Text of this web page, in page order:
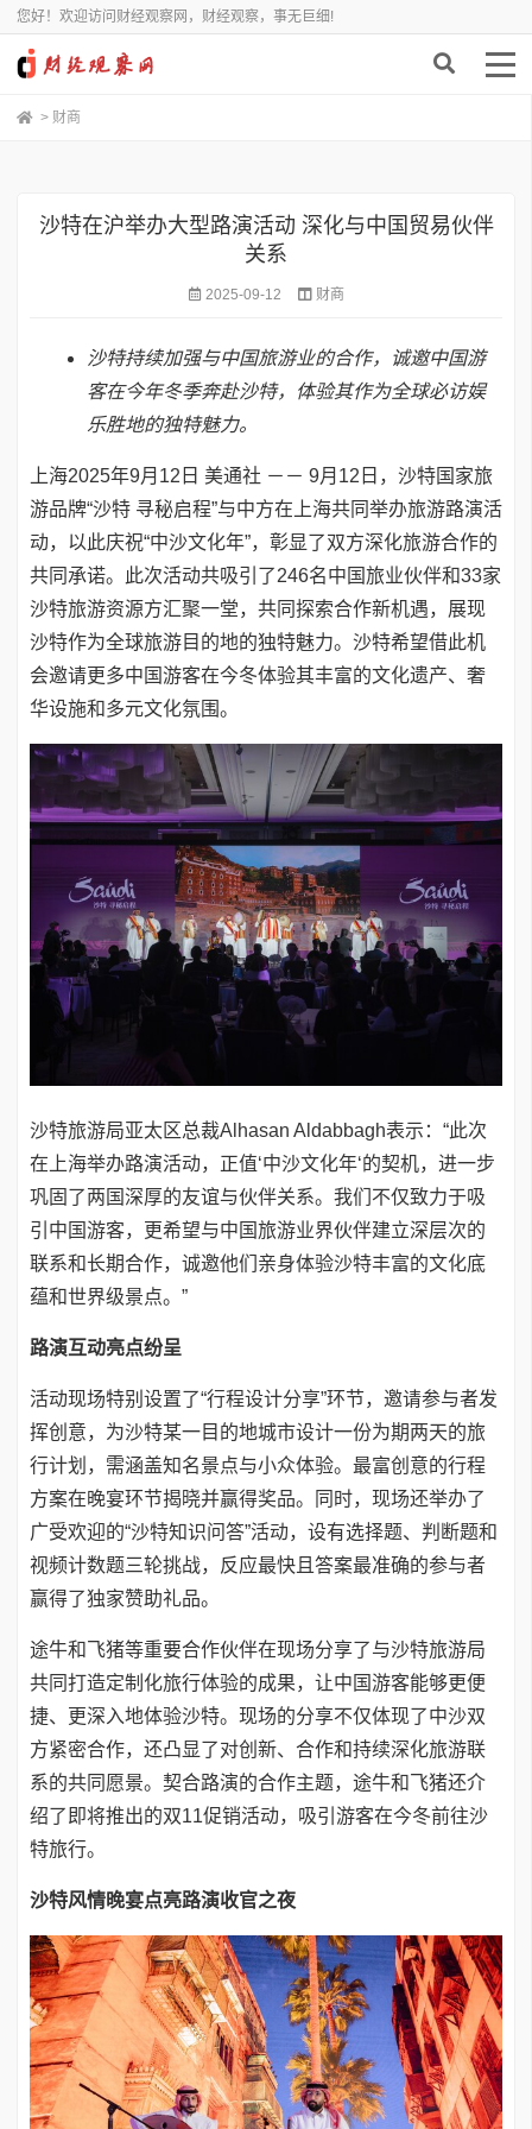
您好！欢迎访问财经观察网，财经观察，事无巨细!
> 财商
沙特在沪举办大型路演活动 深化与中国贸易伙伴
关系
2025-09-12 财商
沙特持续加强与中国旅游业的合作，诚邀中国游
客在今年冬季奔赴沙特，体验其作为全球必访娱
乐胜地的独特魅力。
上海2025年9月12日 美通社 －－ 9月12日，沙特国家旅
游品牌“沙特 寻秘启程”与中方在上海共同举办旅游路演活
动，以此庆祝“中沙文化年”，彰显了双方深化旅游合作的
共同承诺。此次活动共吸引了246名中国旅业伙伴和33家
沙特旅游资源方汇聚一堂，共同探索合作新机遇，展现
沙特作为全球旅游目的地的独特魅力。沙特希望借此机
会邀请更多中国游客在今冬体验其丰富的文化遗产、奢
华设施和多元文化氛围。
沙特旅游局亚太区总裁Alhasan Aldabbagh表示：“此次
在上海举办路演活动，正值‘中沙文化年‘的契机，进一步
巩固了两国深厚的友谊与伙伴关系。我们不仅致力于吸
引中国游客，更希望与中国旅游业界伙伴建立深层次的
联系和长期合作，诚邀他们亲身体验沙特丰富的文化底
蕴和世界级景点。”
路演互动亮点纷呈
活动现场特别设置了“行程设计分享”环节，邀请参与者发
挥创意，为沙特某一目的地城市设计一份为期两天的旅
行计划，需涵盖知名景点与小众体验。最富创意的行程
方案在晚宴环节揭晓并赢得奖品。同时，现场还举办了
广受欢迎的“沙特知识问答”活动，设有选择题、判断题和
视频计数题三轮挑战，反应最快且答案最准确的参与者
赢得了独家赞助礼品。
途牛和飞猪等重要合作伙伴在现场分享了与沙特旅游局
共同打造定制化旅行体验的成果，让中国游客能够更便
捷、更深入地体验沙特。现场的分享不仅体现了中沙双
方紧密合作，还凸显了对创新、合作和持续深化旅游联
系的共同愿景。契合路演的合作主题，途牛和飞猪还介
绍了即将推出的双11促销活动，吸引游客在今冬前往沙
特旅行。
沙特风情晚宴点亮路演收官之夜